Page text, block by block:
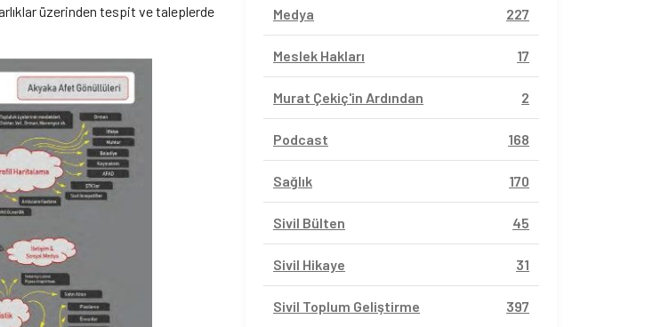
üzerinden tespit ve taleplerde
Medya 227
Meslek Hakları 17
Murat Çekiç'in Ardından 2
Podcast 168
Sağlık 170
Sivil Bülten 45
Sivil Hikaye 31
Sivil Toplum Geliştirme 397